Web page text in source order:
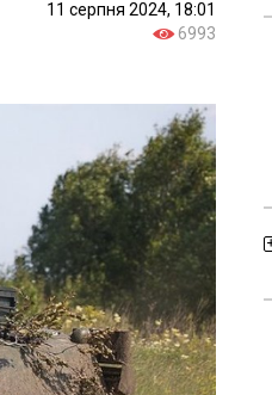
11 серпня 2024, 18:01
6993